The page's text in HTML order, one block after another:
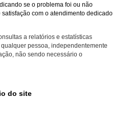
se o problema foi ou não
com o atendimento dedicado
a relatórios e estatísticas
pessoa, independentemente
não sendo necessário o
do site